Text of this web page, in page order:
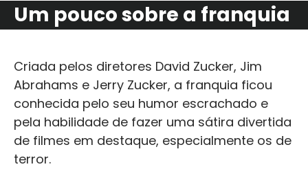
Um pouco sobre a franquia
Criada pelos diretores David Zucker, Jim
Abrahams e Jerry Zucker, a franquia ficou
conhecida pelo seu humor escrachado e
pela habilidade de fazer uma sátira divertida
de filmes em destaque, especialmente os de
terror.